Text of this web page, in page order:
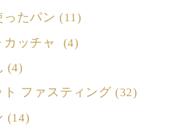
ったパン (11)
カッチャ (4)
(4)
ト ファスティング (32)
(14)